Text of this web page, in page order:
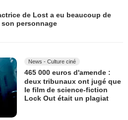
de Lost a eu beaucoup de
personnage
News - Culture ciné
465 000 euros d'amende :
deux tribunaux ont jugé que
le film de science-fiction
Lock Out était un plagiat